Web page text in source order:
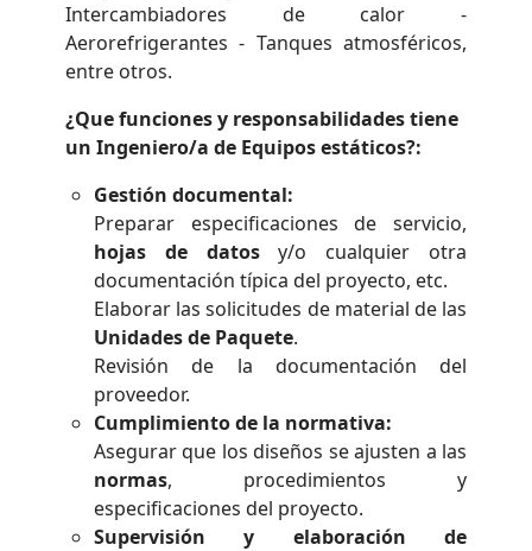
Intercambiadores de calor -
Aerorefrigerantes - Tanques atmosféricos,
entre otros.
¿Que funciones y responsabilidades tiene
un Ingeniero/a de Equipos estáticos?:
Gestión documental:
Preparar especificaciones de servicio,
hojas de datosy/o cualquier otra
documentación típica del proyecto, etc.
Elaborar las solicitudes de material de las
Unidades de Paquete.
Revisión de la documentación del
proveedor.
Cumplimiento de la normativa:
Asegurar que los diseños se ajusten a las
normas, procedimientos y
especificaciones del proyecto.
Supervisión y elaboración de